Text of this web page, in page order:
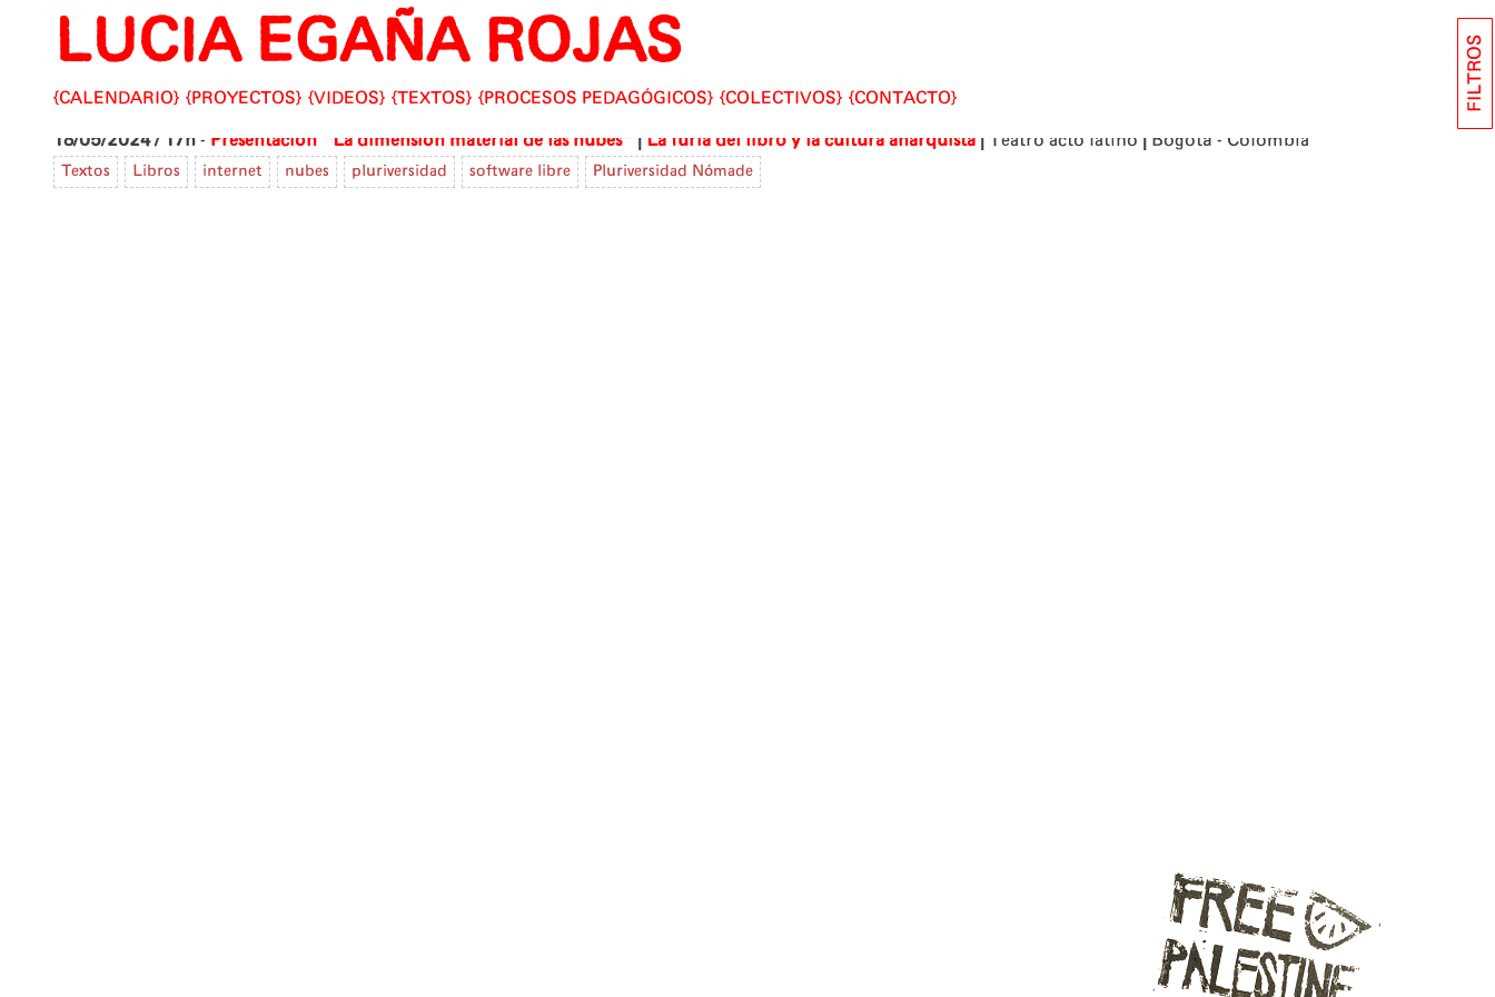
Skip
content
LUCIA EGAÑA ROJAS
CALENDARIO PROYECTOS VIDEOS TEXTOS PROCESOS PEDAGÓGICOS COLECTIVOS CONTACTO
18/05/2024 / 17h - Presentación "La dimensión material de las nubes" | La furia del libro y la cultura anarquista | Teatro acto latino | Bogotá - Colombia
Textos Libros internet nubes pluriversidad software libre Pluriversidad Nómade
FILTROS